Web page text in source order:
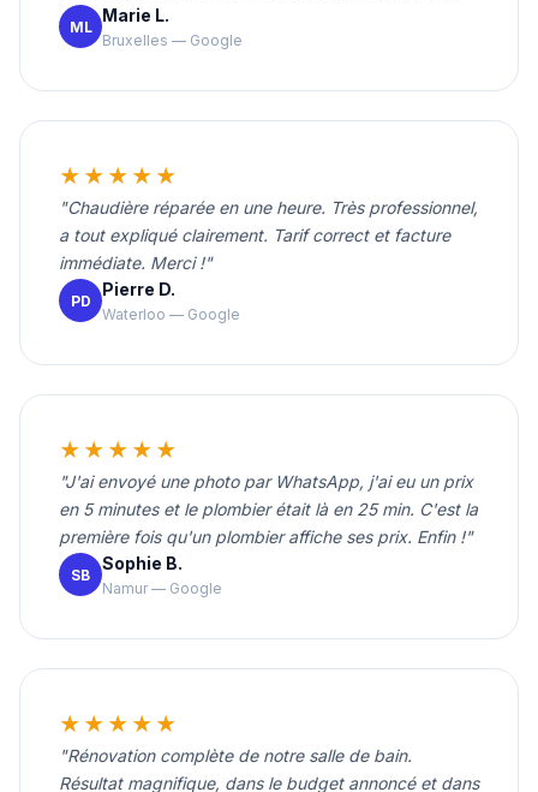
ML
Marie L.
Bruxelles — Google
★★★★★
"Chaudière réparée en une heure. Très professionnel,
a tout expliqué clairement. Tarif correct et facture
immédiate. Merci !"
PD
Pierre D.
Waterloo — Google
★★★★★
"J'ai envoyé une photo par WhatsApp, j'ai eu un prix
en 5 minutes et le plombier était là en 25 min. C'est la
première fois qu'un plombier affiche ses prix. Enfin !"
SB
Sophie B.
Namur — Google
★★★★★
"Rénovation complète de notre salle de bain.
Résultat magnifique, dans le budget annoncé et dans